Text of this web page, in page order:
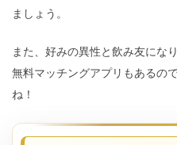
ましょう。
また、好みの異性と飲み友にな
無料マッチングアプリもあるの
ね！